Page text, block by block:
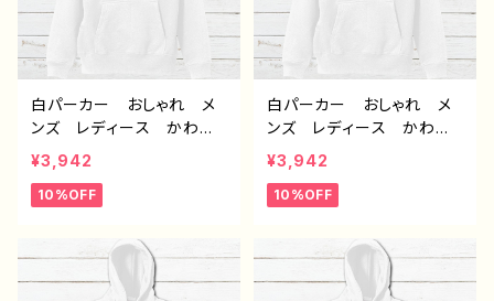
白パーカー おしゃれ メ
ンズ レディース かわい
い おもしろパーカー パ
ンダ 動物 ゆるかわ イ
ラスト おすすめ 個性
るい ネタ系 人気 イラ
ストレーター クリエイタ
ー 絵師 オリジナル デ
¥3,942
10%OFF
白パーカー おしゃれ メ
ンズ レディース かわい
い おもしろパーカー パ
ンダ 動物 ゆるかわ イ
ラスト おすすめ 個性
るい ネタ系 人気 イラ
ストレーター クリエイタ
ー 絵師 オリジナル デ
¥3,942
10%OFF